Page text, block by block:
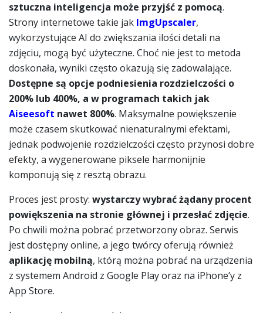
sztuczna inteligencja może przyjść z pomocą.
Strony internetowe takie jak ImgUpscaler,
wykorzystujące AI do zwiększania ilości detali na
zdjęciu, mogą być użyteczne. Choć nie jest to metoda
doskonała, wyniki często okazują się zadowalające.
Dostępne są opcje podniesienia rozdzielczości o
200% lub 400%, a w programach takich jak
Aiseesoft nawet 800%. Maksymalne powiększenie
może czasem skutkować nienaturalnymi efektami,
jednak podwojenie rozdzielczości często przynosi dobre
efekty, a wygenerowane piksele harmonijnie
komponują się z resztą obrazu.
Proces jest prosty: wystarczy wybrać żądany procent
powiększenia na stronie głównej i przesłać zdjęcie.
Po chwili można pobrać przetworzony obraz. Serwis
jest dostępny online, a jego twórcy oferują również
aplikację mobilną, którą można pobrać na urządzenia
z systemem Android z Google Play oraz na iPhone’y z
App Store.